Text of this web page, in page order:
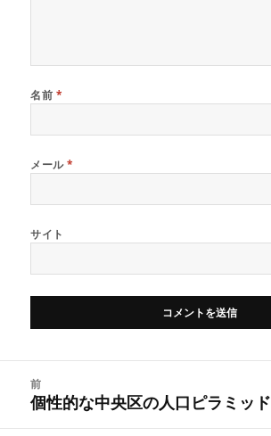
名前 *
メール*
サイト
前
前
の
個性的な中央区の人口ピラミッド